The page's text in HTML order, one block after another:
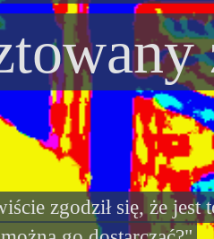
zgodził się, że